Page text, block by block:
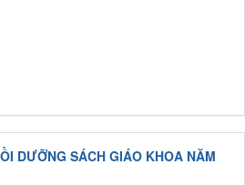
DƯỠNG SÁCH GIÁO KHOA NĂM